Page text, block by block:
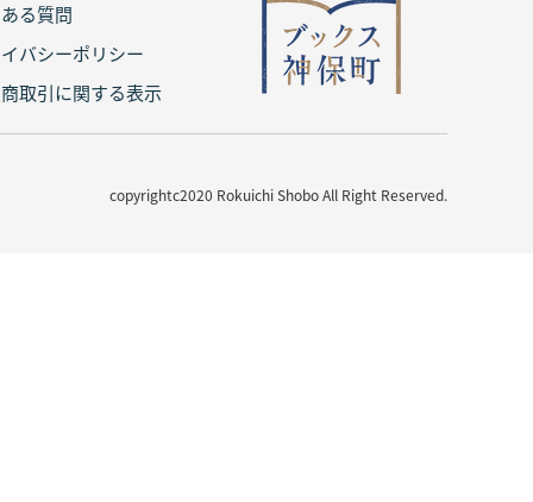
る質問
バシーポリシー
取引に関する表示
copyrightc2020 Rokuichi Shobo All Right Reserved.